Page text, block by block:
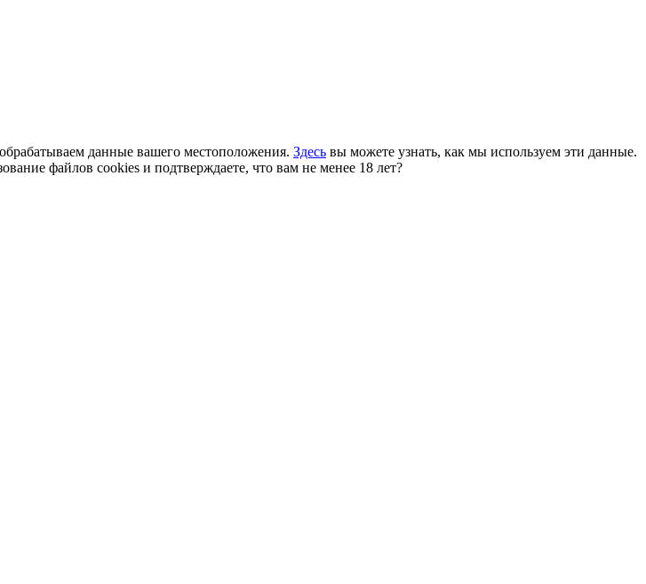
данные вашего местоположения. Здесь вы можете узнать, как мы используем эти данные.
файлов cookies и подтверждаете, что вам не менее 18 лет?